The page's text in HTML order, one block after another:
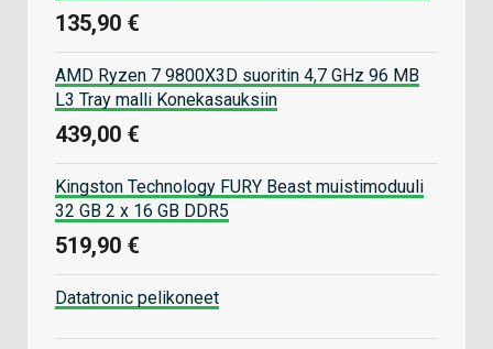
135,90 €
AMD Ryzen 7 9800X3D suoritin 4,7 GHz 96 MB
L3 Tray malli Konekasauksiin
439,00 €
Kingston Technology FURY Beast muistimoduuli
32 GB 2 x 16 GB DDR5
519,90 €
Datatronic pelikoneet